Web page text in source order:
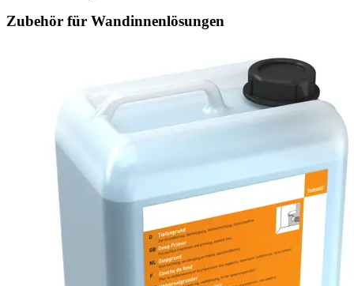
Zubehör für Wandinnenlösungen